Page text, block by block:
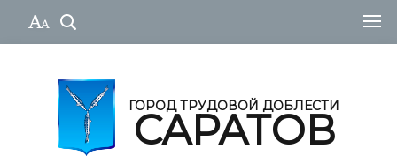
ГОРОД ТРУДОВОЙ ДОБЛЕСТИ
САРАТОВ